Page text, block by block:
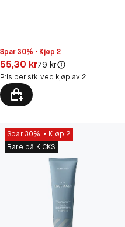
Spar 30% • Kjøp 2
Pris: 55,30 kr
55,30 krOriginal pris:
79 kr
Pris per stk. ved kjøp av 2
Spar 30%
Kjøp 2
Bare på KICKS